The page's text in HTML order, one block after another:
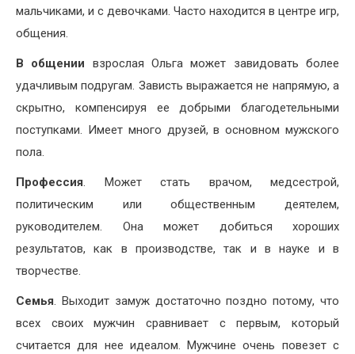
мальчиками, и с девочками. Часто находится в центре игр,
общения.
В общении взрослая Ольга может завидовать более
удачливым подругам. Зависть выражается не напрямую, а
скрытно, компенсируя ее добрыми благодетельными
поступками. Имеет много друзей, в основном мужского
пола.
Профессия. Может стать врачом, медсестрой,
политическим или общественным деятелем,
руководителем. Она может добиться хороших
результатов, как в производстве, так и в науке и в
творчестве.
Семья. Выходит замуж достаточно поздно потому, что
всех своих мужчин сравнивает с первым, который
считается для нее идеалом. Мужчине очень повезет с